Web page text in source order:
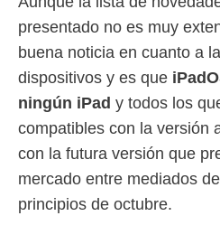
presentado no es muy
buena noticia en cuanto a
dispositivos y es que
ningún iPad y todos los
compatibles con la versión
con la futura versión que
mercado entre mediados
principios de octubre.